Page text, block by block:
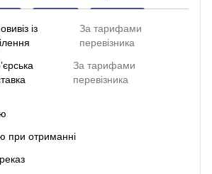
із
За тарифами
перевізника
За тарифами
перевізника
при отриманні